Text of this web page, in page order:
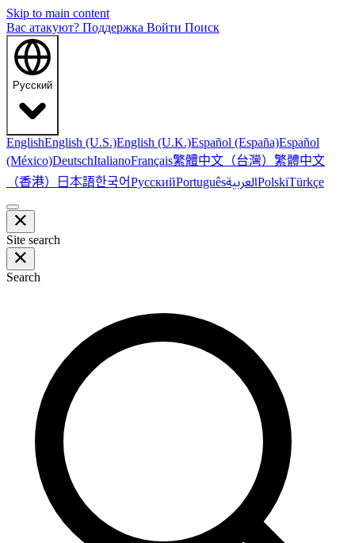
Skip to main content
Вас атакуют? Поддержка Войти Поиск
Русский
EnglishEnglish (U.S.)English (U.K.)Español (España)Español
(México)DeutschItalianoFrançais繁體中文（台灣） 繁體中文
（香港） 日本語한국어РусскийPortuguêsالعربيةPolskiTürkçe
Site search
Search